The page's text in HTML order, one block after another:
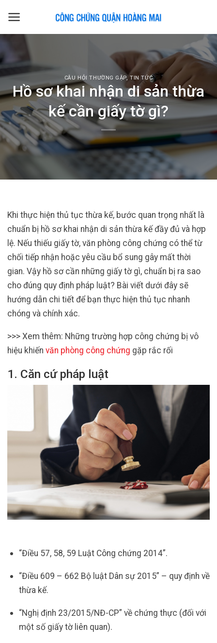
CÂU HỎI THƯỜNG GẶP,TIN TỨC
Hồ sơ khai nhận di sản thừa
kế cần giấy tờ gì?
Khi thực hiện thủ tục thừa kế, bước quan trọng nhất là
chuẩn bị hồ sơ khai nhận di sản thừa kế đầy đủ và hợp
lệ. Nếu thiếu giấy tờ, văn phòng công chứng có thể từ
chối tiếp nhận hoặc yêu cầu bổ sung gây mất thời
gian. Vậy hồ sơ cần những giấy tờ gì, chuẩn bị ra sao
cho đúng quy định pháp luật? Bài viết dưới đây sẽ
hướng dẫn chi tiết để bạn thực hiện thủ tục nhanh
chóng và chính xác.
>>> Xem thêm: Những trường hợp công chứng bị vô
hiệu khiến văn phòng công chứng gặp rắc rối
1. Căn cứ pháp luật
“Điều 57, 58, 59 Luật Công chứng 2014”.
“Điều 609 – 662 Bộ luật Dân sự 2015” – quy định về
thừa kế.
“Nghị định 23/2015/NĐ-CP” về chứng thực (đối với
một số giấy tờ liên quan).